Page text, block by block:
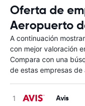
Oferta de
Aeropuerto
A continuación
con mejor valoración
Compara con una
de estas empresas
Avis